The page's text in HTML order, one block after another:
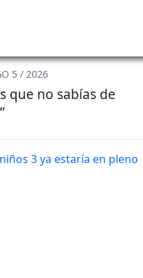
5 / 2026
que no sabías de